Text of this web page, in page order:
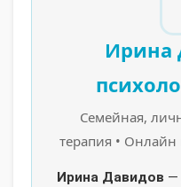
Ирина
Семейная,
терапия •
Ирина Давидов —